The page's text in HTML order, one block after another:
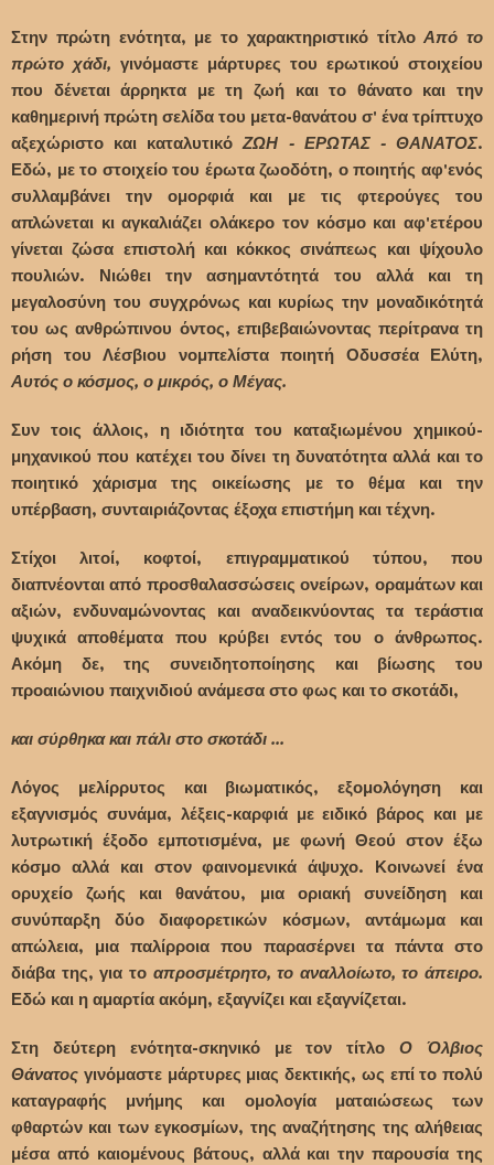
Στην πρώτη ενότητα, με το χαρακτηριστικό τίτλοΑπό το
πρώτο χάδι, γινόμαστε μάρτυρες του ερωτικού στοιχείου
που δένεται άρρηκτα με τη ζωή και το θάνατο και την
καθημερινή πρώτη σελίδα του μετα-θανάτου σ' ένα τρίπτυχο
αξεχώριστο και καταλυτικόΖΩΗ - ΕΡΩΤΑΣ - ΘΑΝΑΤΟΣ.
Εδώ, με το στοιχείο του έρωτα ζωοδότη, ο ποιητής αφ'ενός
συλλαμβάνει την ομορφιά και με τις φτερούγες του
απλώνεται κι αγκαλιάζει ολάκερο τον κόσμο και αφ'ετέρου
γίνεται ζώσα επιστολή και κόκκος σινάπεως και ψίχουλο
πουλιών. Νιώθει την ασημαντότητά του αλλά και τη
μεγαλοσύνη του συγχρόνως και κυρίως την μοναδικότητά
του ως ανθρώπινου όντος, επιβεβαιώνοντας περίτρανα τη
ρήση του Λέσβιου νομπελίστα ποιητή Οδυσσέα Ελύτη,
Αυτός ο κόσμος, ο μικρός, ο Μέγας.
Συν τοις άλλοις, η ιδιότητα του καταξιωμένου χημικού-
μηχανικού που κατέχει του δίνει τη δυνατότητα αλλά και το
ποιητικό χάρισμα της οικείωσης με το θέμα και την
υπέρβαση, συνταιριάζοντας έξοχα επιστήμη και τέχνη.
Στίχοι λιτοί, κοφτοί, επιγραμματικού τύπου, που
διαπνέονται από προσθαλασσώσεις ονείρων, οραμάτων και
αξιών, ενδυναμώνοντας και αναδεικνύοντας τα τεράστια
ψυχικά αποθέματα που κρύβει εντός του ο άνθρωπος.
Ακόμη δε, της συνειδητοποίησης και βίωσης του
προαιώνιου παιχνιδιού ανάμεσα στο φως και το σκοτάδι,
και σύρθηκα και πάλι στο σκοτάδι ...
Λόγος μελίρρυτος και βιωματικός, εξομολόγηση και
εξαγνισμός συνάμα, λέξεις-καρφιά με ειδικό βάρος και με
λυτρωτική έξοδο εμποτισμένα, με φωνή Θεού στον έξω
κόσμο αλλά και στον φαινομενικά άψυχο. Κοινωνεί ένα
ορυχείο ζωής και θανάτου, μια οριακή συνείδηση και
συνύπαρξη δύο διαφορετικών κόσμων, αντάμωμα και
απώλεια, μια παλίρροια που παρασέρνει τα πάντα στο
διάβα της, για το απροσμέτρητο, το αναλλοίωτο, το άπειρο.
Εδώ και η αμαρτία ακόμη, εξαγνίζει και εξαγνίζεται.
Στη δεύτερη ενότητα-σκηνικό με τον τίτλοΟ Όλβιος
Θάνατος γινόμαστε μάρτυρες μιας δεκτικής, ως επί το πολύ
καταγραφής μνήμης και ομολογία ματαιώσεως των
φθαρτών και των εγκοσμίων, της αναζήτησης της αλήθειας
μέσα από καιομένους βάτους, αλλά και την παρουσία της